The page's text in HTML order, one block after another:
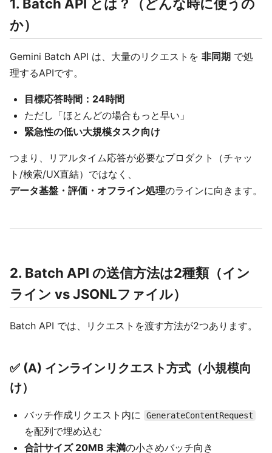
1. Batch API とは？（どんな時に使うの
か）
Gemini Batch API は、大量のリクエストを 非同期 で処
理するAPIです。
目標応答時間：24時間
ただし「ほとんどの場合もっと早い」
緊急性の低い大規模タスク向け
つまり、リアルタイム応答が必要なプロダクト（チャッ
ト/検索/UX直結）ではなく、
データ基盤・評価・オフライン処理のラインに向きます。
2. Batch API の送信方法は2種類（イン
ライン vs JSONLファイル）
Batch API では、リクエストを渡す方法が2つあります。
✅ (A) インラインリクエスト方式（小規模向
け）
バッチ作成リクエスト内に GenerateContentRequest
を配列で埋め込む
合計サイズ 20MB 未満の小さめバッチ向き